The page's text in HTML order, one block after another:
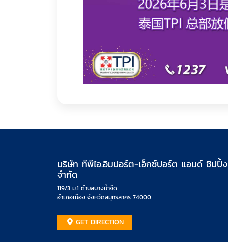
บริษัท ทีพีไอ.อิมปอร์ต-เอ็กซ์ปอร์ต แอนด์ ชิปปิ้ง
จำกัด
119/3 ม.1 ตำบลบางน้ำจืด
อำเภอเมือง จังหวัดสมุทรสาคร 74000
GET DIRECTION